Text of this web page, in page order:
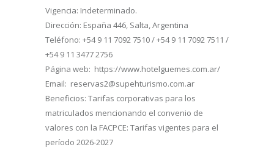
Vigencia: Indeterminado.
Dirección: España 446, Salta, Argentina
Teléfono: +54 9 11 7092 7510 / +54 9 11 7092 7511 /
+54 9 11 3477 2756
Página web: https://www.hotelguemes.com.ar/
Email: reservas2@supehturismo.com.ar
Beneficios: Tarifas corporativas para los
matriculados mencionando el convenio de
valores con la FACPCE: Tarifas vigentes para el
período 2026-2027